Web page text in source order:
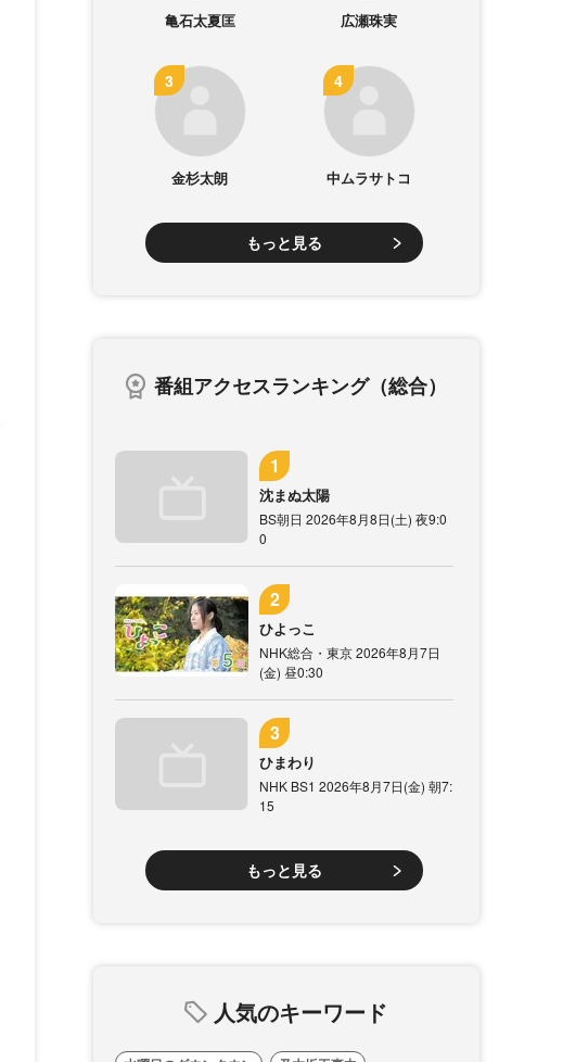
亀石太夏匡 広瀬珠実
金杉太朗 中ムラサトコ
もっと見る
番組アクセスランキング（総合）
沈まぬ太陽
BS朝日 2026年8月8日(土) 夜9:0
0
ひよっこ
NHK総合・東京 2026年8月7日
(金) 昼0:30
ひまわり
NHK BS1 2026年8月7日(金) 朝7:
15
もっと見る
人気のキーワード